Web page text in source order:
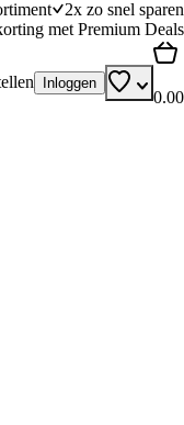
2x zo snel sparen
met Premium Deals
Inloggen
0.00